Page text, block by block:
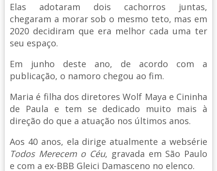
Elas adotaram dois cachorros juntas,
chegaram a morar sob o mesmo teto, mas em
2020 decidiram que era melhor cada uma ter
seu espaço.
Em junho deste ano, de acordo com a
publicação, o namoro chegou ao fim.
Maria é filha dos diretores Wolf Maya e Cininha
de Paula e tem se dedicado muito mais à
direção do que a atuação nos últimos anos.
Aos 40 anos, ela dirige atualmente a websérie
Todos Merecem o Céu, gravada em São Paulo
e com a ex-BBB Gleici Damasceno no elenco.